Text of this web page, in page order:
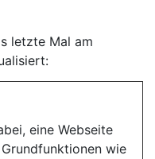
letzte Mal am
eine Webseite
wie